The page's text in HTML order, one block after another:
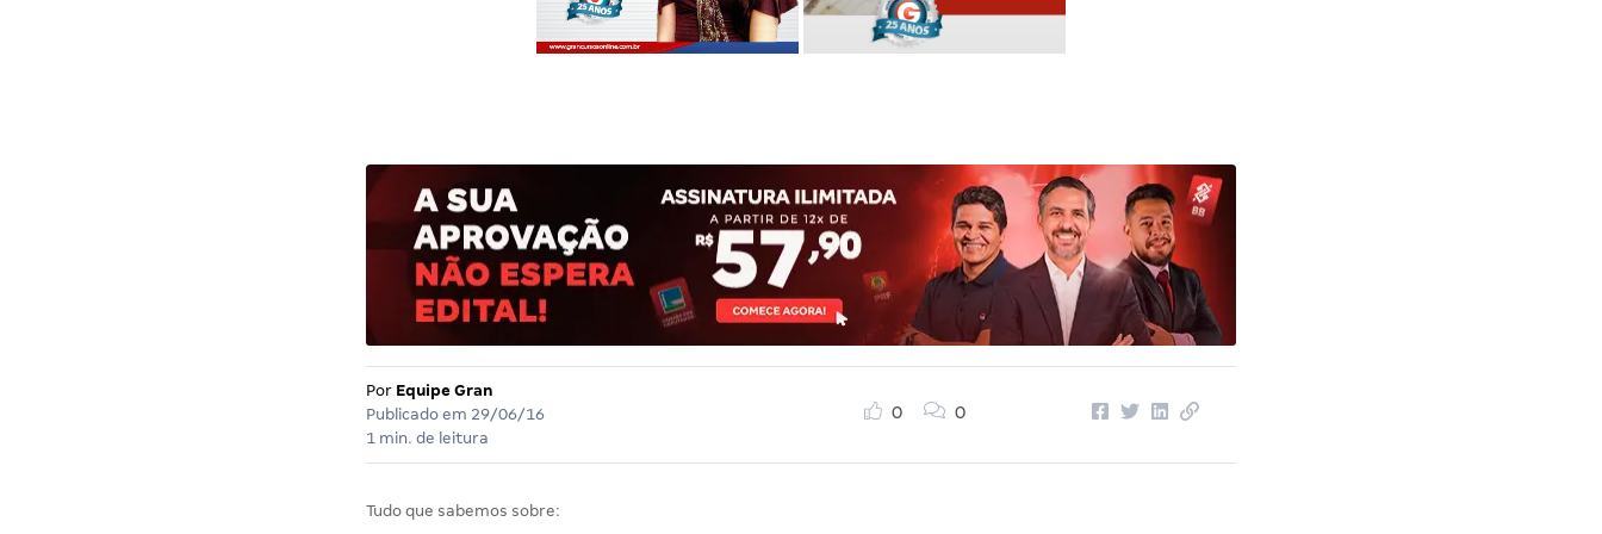
Por Equipe Gran
Publicado em 29/06/16
1 min. de leitura
0 0
Tudo que sabemos sobre: